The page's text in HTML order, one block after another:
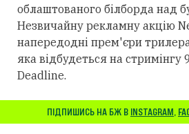
облаштованого білборда над
Незвичайну рекламну акцію
напередодні прем'єри
яка відбудеться на стримінгу
Deadline.
ПІДПИШИСЬ НА БЖ В INSTAGRAM,